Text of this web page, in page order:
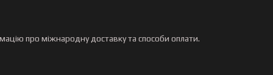
про міжнародну доставку та способи оплати.